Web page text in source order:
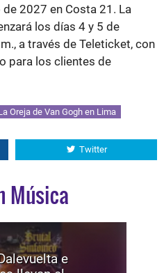
2027 en Costa 21. La
los días 4 y 5 de
a través de Teleticket, con
para los clientes de
Oreja de Van Gogh en Lima
Twitter
Música
e